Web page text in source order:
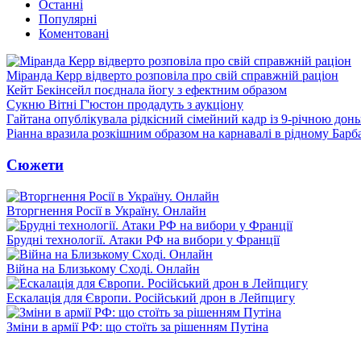
Останні
Популярні
Коментовані
Міранда Керр відверто розповіла про свій справжній раціон
Кейт Бекінсейл поєднала йогу з ефектним образом
Сукню Вітні Г'юстон продадуть з аукціону
Гайтана опублікувала рідкісний сімейний кадр із 9-річною
Ріанна вразила розкішним образом на карнавалі в рідному
Сюжети
Вторгнення Росії в Україну. Онлайн
Брудні технології. Атаки РФ на вибори у Франції
Війна на Близькому Сході. Онлайн
Ескалація для Європи. Російський дрон в Лейпцигу
Зміни в армії РФ: що стоїть за рішенням Путіна